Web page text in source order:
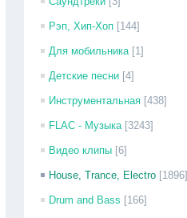
Рэп, Хип-Хоп [144]
Для мобильника [1]
Детские песни [4]
Инструментальная [438]
FLAC - Музыка [3243]
Видео клипы [6]
House, Trance, Electro [1896]
Drum and Bass [166]